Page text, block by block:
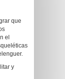
que
el
y